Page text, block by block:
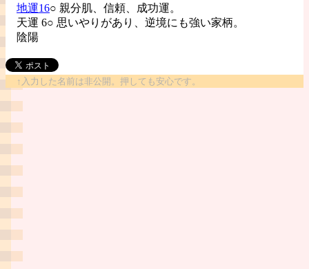
地運16○ 親分肌、信頼、成功運。
天運 6○ 思いやりがあり、逆境にも強い家柄。
陰陽
↑入力した名前は非公開。押しても安心です。